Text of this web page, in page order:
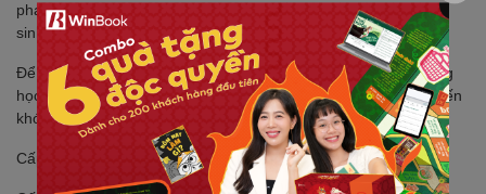
phát triển kỹ năng viết tiếng Anh cho học sinh. Đặc biệt là học
sinh lớp 1 mới làm quen với tiếng Anh tiểu học.
Để học sinh yêu thích học tiếng Anh và tiến bộ nhanh hơn trong
học tập, cuốn sách đã chia mỗi bài học thành 5 cấp độ từ dễ đến
khó:
Cấp độ 1 - Viết chữ.